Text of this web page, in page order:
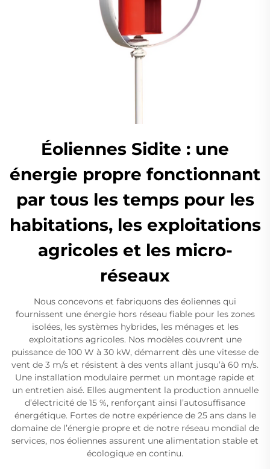
Éoliennes Sidite : une
énergie propre fonctionnant
par tous les temps pour les
habitations, les exploitations
agricoles et les micro-
réseaux
Nous concevons et fabriquons des éoliennes qui
fournissent une énergie hors réseau fiable pour les zones
isolées, les systèmes hybrides, les ménages et les
exploitations agricoles. Nos modèles couvrent une
puissance de 100 W à 30 kW, démarrent dès une vitesse de
vent de 3 m/s et résistent à des vents allant jusqu’à 60 m/s.
Une installation modulaire permet un montage rapide et
un entretien aisé. Elles augmentent la production annuelle
d’électricité de 15 %, renforçant ainsi l’autosuffisance
énergétique. Fortes de notre expérience de 25 ans dans le
domaine de l’énergie propre et de notre réseau mondial de
services, nos éoliennes assurent une alimentation stable et
écologique en continu.